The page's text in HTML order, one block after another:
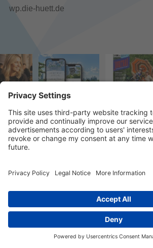
wp.die-huett.de
© 2023 k/c/e Marketing GmbH –